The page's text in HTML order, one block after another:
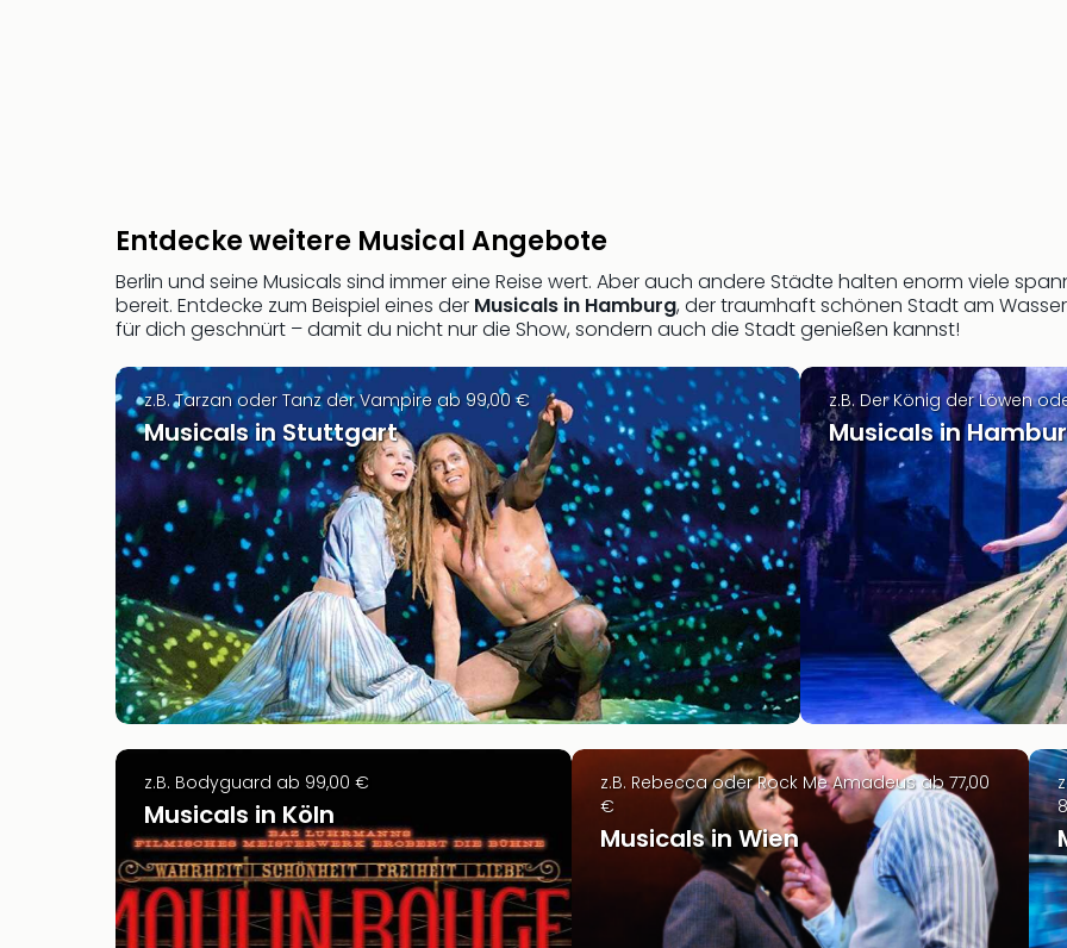
Entdecke weitere Musical Angebote
Berlin und seine Musicals sind immer eine Reise wert. Aber auch andere Städte halten enorm viele
bereit. Entdecke zum Beispiel eines der Musicals in Hamburg, der traumhaft schönen Stadt am
für dich geschnürt – damit du nicht nur die Show, sondern auch die Stadt genießen kannst!
z.B. Tarzan oder Tanz der Vampire ab 99,00 €
Musicals in Stuttgart
z.B. Der König der Löwen
Musicals in
z.B. Bodyguard ab 99,00 €
Musicals in Köln
z.B. Rebecca oder Rock Me Amadeus ab 77,00
€
Musicals in Wien